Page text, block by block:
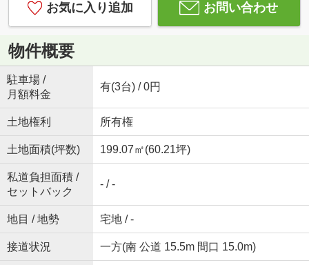
お気に入り追加 お問い合わせ
物件概要
駐車場 /
月額料金
有(3台) / 0円
土地権利 所有権
土地面積(坪数) 199.07㎡(60.21坪)
私道負担面積 /
セットバック
- / -
地目 / 地勢 宅地 / -
接道状況 一方(南 公道 15.5m 間口 15.0m)